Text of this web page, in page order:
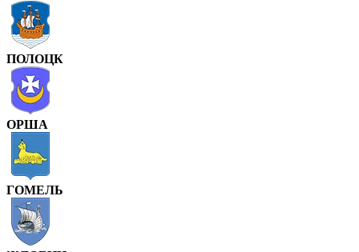
ПОЛОЦК
ОРША
ГОМЕЛЬ